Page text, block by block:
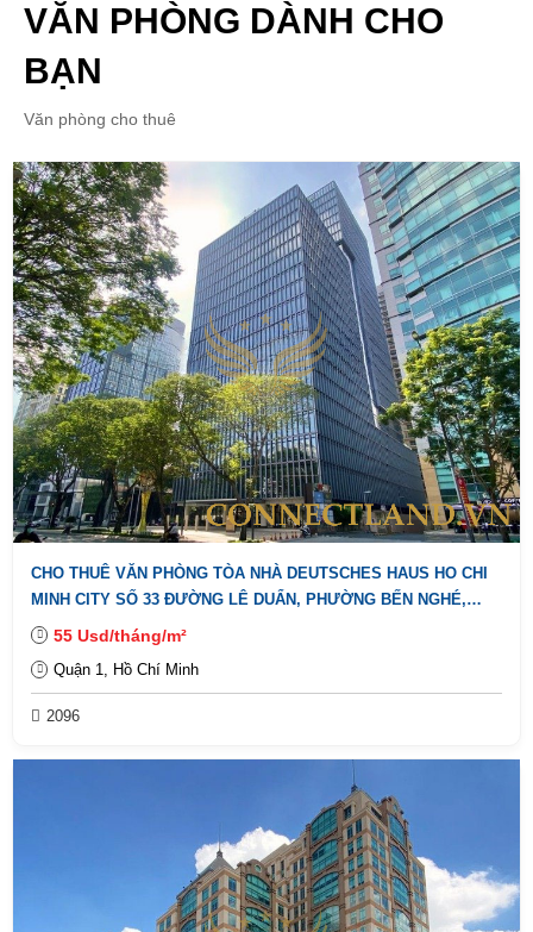
VĂN PHÒNG DÀNH CHO
BẠN
Văn phòng cho thuê
CHO THUÊ VĂN PHÒNG TÒA NHÀ DEUTSCHES HAUS HO CHI
MINH CITY SỐ 33 ĐƯỜNG LÊ DUẨN, PHƯỜNG BẾN NGHÉ,
QUẬN 1.
55 Usd/tháng/m²
Quận 1, Hồ Chí Minh
2096